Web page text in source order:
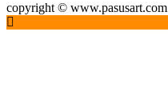
copyright © www.pasusart.com